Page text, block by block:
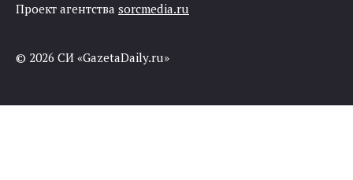
Проект агентства sorcmedia.ru
© 2026 СИ «GazetaDaily.ru»